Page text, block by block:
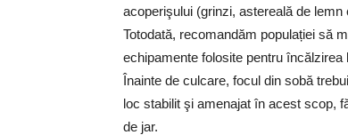
acoperişului (grinzi, astereală de lemn
Totodată, recomandăm populației să
echipamente folosite pentru încălzirea
Înainte de culcare, focul din sobă
loc stabilit şi amenajat în acest scop,
de jar.